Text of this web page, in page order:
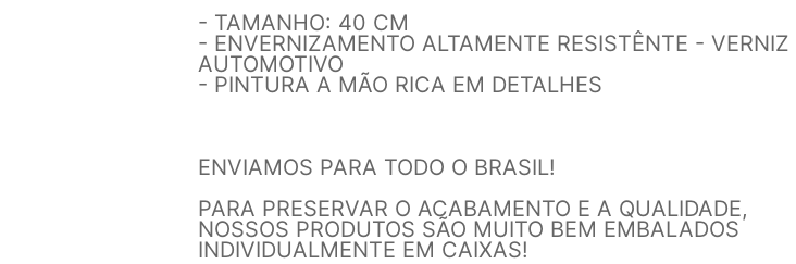
- TAMANHO: 40 CM
- ENVERNIZAMENTO ALTAMENTE RESISTÊNTE - VERNIZ
AUTOMOTIVO
- PINTURA A MÃO RICA EM DETALHES
ENVIAMOS PARA TODO O BRASIL!
PARA PRESERVAR O ACABAMENTO E A QUALIDADE,
NOSSOS PRODUTOS SÃO MUITO BEM EMBALADOS
INDIVIDUALMENTE EM CAIXAS!